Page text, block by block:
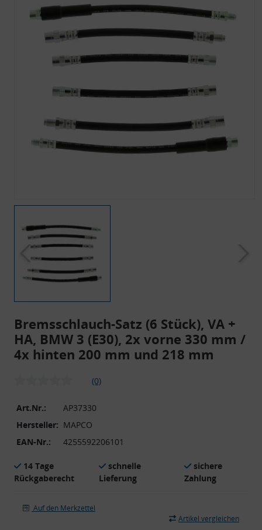
Bremsschlauch-Satz (6 Stück), VA +
HA, BMW 3 (E30), 2x vorne 330 mm /
4x hinten 200 mm und 218 mm
(0)
Art.Nr.:
AP37330
Hersteller: MAPCO
EAN-Nr.:
4255592206101
14 Tage
Rückgaberecht
schnelle
Lieferung
sichere
Zahlung
Auf den Merkzettel
Artikel vergleichen